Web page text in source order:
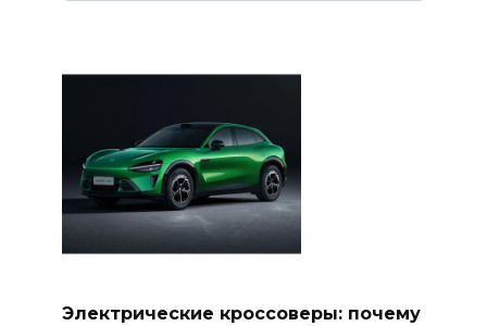
Электрические кроссоверы: почему